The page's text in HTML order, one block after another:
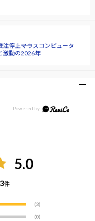
停止――マウスコンピュータ
激動の2026年
5.0
3件
(3)
(0)